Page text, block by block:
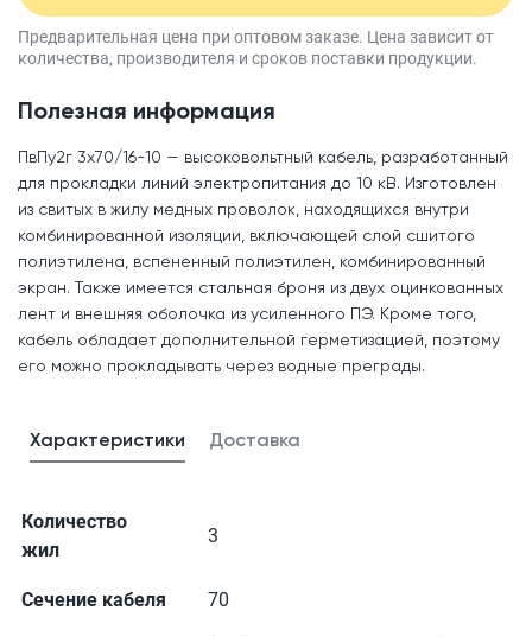
Предварительная цена при оптовом заказе. Цена зависит от
количества, производителя и сроков поставки продукции.
Полезная информация
ПвПу2г 3x70/16-10 — высоковольтный кабель, разработанный
для прокладки линий электропитания до 10 кВ. Изготовлен
из свитых в жилу медных проволок, находящихся внутри
комбинированной изоляции, включающей слой сшитого
полиэтилена, вспененный полиэтилен, комбинированный
экран. Также имеется стальная броня из двух оцинкованных
лент и внешняя оболочка из усиленного ПЭ. Кроме того,
кабель обладает дополнительной герметизацией, поэтому
его можно прокладывать через водные преграды.
Характеристики Доставка
Количество
жил
3
Сечение кабеля 70